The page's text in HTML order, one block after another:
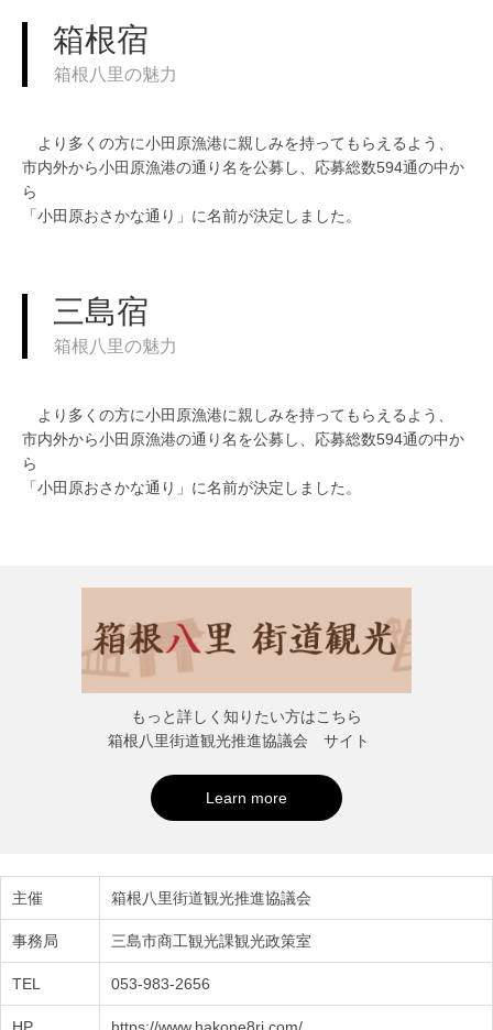
箱根宿
箱根八里の魅力
より多くの方に小田原漁港に親しみを持ってもらえるよう、
市内外から小田原漁港の通り名を公募し、応募総数594通の中か
ら
「小田原おさかな通り」に名前が決定しました。
三島宿
箱根八里の魅力
より多くの方に小田原漁港に親しみを持ってもらえるよう、
市内外から小田原漁港の通り名を公募し、応募総数594通の中か
ら
「小田原おさかな通り」に名前が決定しました。
もっと詳しく知りたい方はこちら
箱根八里街道観光推進協議会 サイト
Learn more
主催 箱根八里街道観光推進協議会
事務局 三島市商工観光課観光政策室
TEL 053-983-2656